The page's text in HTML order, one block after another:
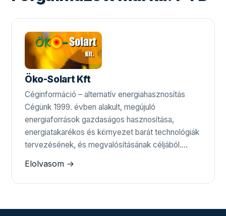
Öko-Solart Kft
Céginformáció – alternatív energiahasznosítás
Cégünk 1999. évben alakult, megújuló
energiaforrások gazdaságos hasznosítása,
energiatakarékos és környezet barát technológiák
tervezésének, és megvalósításának céljából.…
Elolvasom →